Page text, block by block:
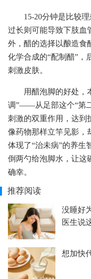
15-20分钟是比较
过长则可能导致下肢血
外，醋的选择以酿造食
化学合成的“配制醋”，
刺激皮肤。
用醋泡脚的好处，
调”——从足部这个“第
刺激的双重作用，达到
像药物那样立竿见影，
体现了“治未病”的养生
倒两勺给泡脚水，让这
确幸。
推荐阅读
没睡好
医生说
想加快